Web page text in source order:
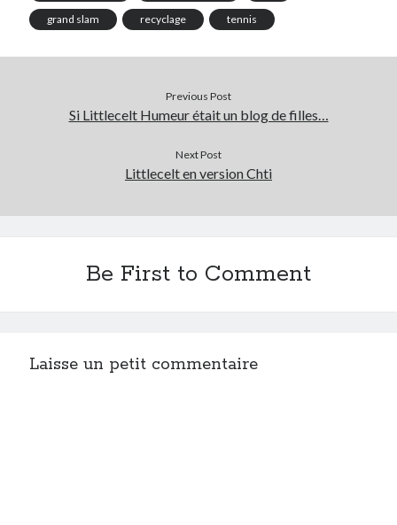
grand slam recyclage tennis
Previous Post
Si Littlecelt Humeur était un blog de filles…
Next Post
Littlecelt en version Chti
Be First to Comment
Laisse un petit commentaire